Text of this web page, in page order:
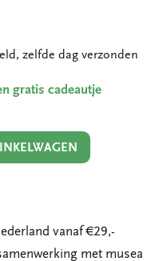
zelfde dag verzonden
gratis cadeautje
vanaf €29,-
met musea